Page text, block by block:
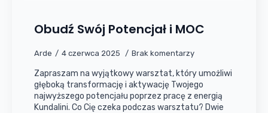
Obudź Swój Potencjał i MOC
Arde 4 czerwca 2025 Brak komentarzy
Zapraszam na wyjątkowy warsztat, który umożliwi
głęboką transformację i aktywację Twojego
najwyższego potencjału poprzez pracę z energią
Kundalini. Co Cię czeka podczas warsztatu? Dwie